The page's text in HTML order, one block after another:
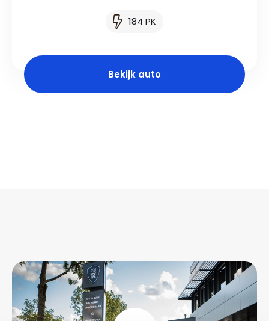
184 PK
Bekijk auto